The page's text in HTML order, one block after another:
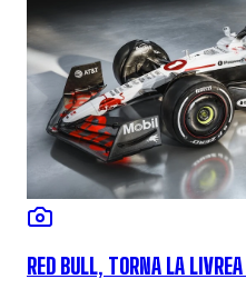
RED BULL, TORNA LA